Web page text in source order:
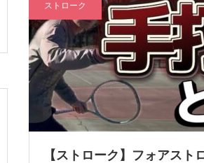
ストローク
【ストローク】フォアスト